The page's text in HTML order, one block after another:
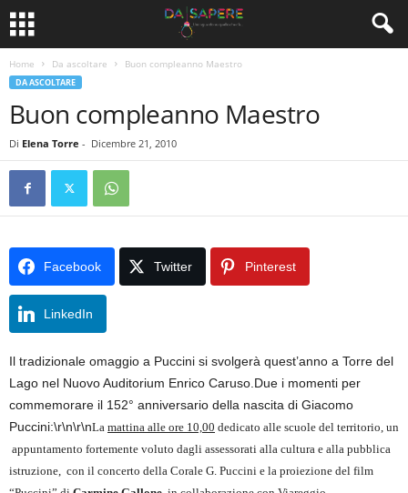
Home Da ascoltare Buon compleanno Maestro
DA ASCOLTARE
Buon compleanno Maestro
Di Elena Torre - Dicembre 21, 2010
Facebook Twitter Pinterest
LinkedIn
Il tradizionale omaggio a Puccini si svolgerà quest’anno a Torre del
Lago nel Nuovo Auditorium Enrico Caruso.Due i momenti per
commemorare il 152° anniversario della nascita di Giacomo
Puccini:\r\n\r\nLa mattina alle ore 10,00 dedicato alle scuole del territorio, un
appuntamento fortemente voluto dagli assessorati alla cultura e alla pubblica
istruzione, con il concerto della Corale G. Puccini e la proiezione del film